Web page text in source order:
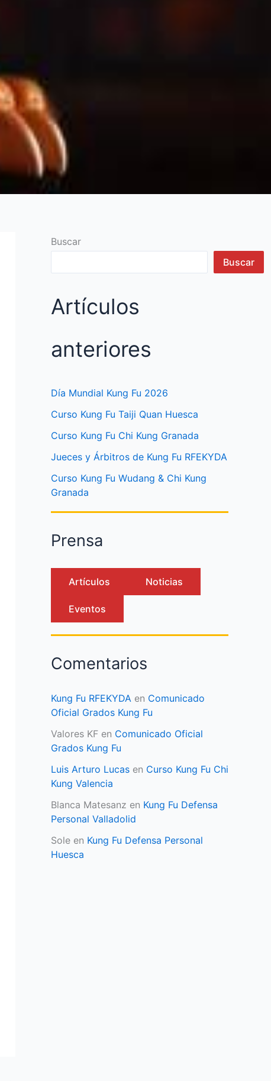
Buscar
Buscar
Artículos
anteriores
Día Mundial Kung Fu 2026
Curso Kung Fu Taiji Quan Huesca
Curso Kung Fu Chi Kung Granada
Jueces y Árbitros de Kung Fu RFEKYDA
Curso Kung Fu Wudang & Chi Kung
Granada
Prensa
Artículos Noticias
Eventos
Comentarios
Kung Fu RFEKYDA en Comunicado
Oficial Grados Kung Fu
Valores KF en Comunicado Oficial
Grados Kung Fu
Luis Arturo Lucas en Curso Kung Fu Chi
Kung Valencia
Blanca Matesanz en Kung Fu Defensa
Personal Valladolid
Sole en Kung Fu Defensa Personal
Huesca